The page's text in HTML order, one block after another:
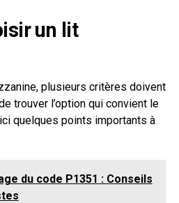
un lit
plusieurs critères doivent
trouver l’option qui convient le
quelques points importants à
du code P1351 : Conseils